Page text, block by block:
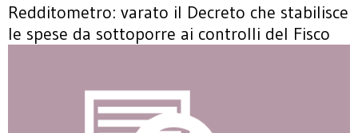
Redditometro: varato il Decreto che stabilisce
le spese da sottoporre ai controlli del Fisco